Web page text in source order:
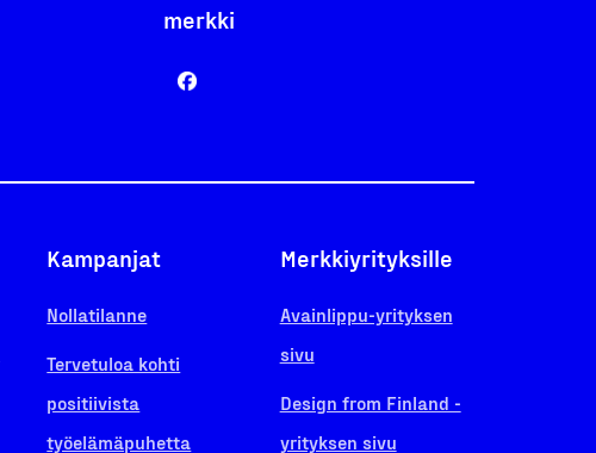
merkki
Kampanjat
Nollatilanne
Tervetuloa kohti
positiivista
työelämäpuhetta
Merkkiyrityksille
Avainlippu-yrityksen
sivu
Design from Finland -
yrityksen sivu